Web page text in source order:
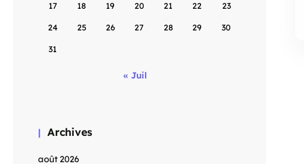
17 18 19 20 21 22 23
24 25 26 27 28 29 30
31
« Juil
Archives
août 2026